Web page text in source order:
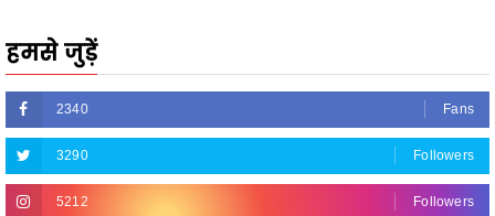
हमसे जुड़ें
2340 Fans
3290 Followers
5212 Followers